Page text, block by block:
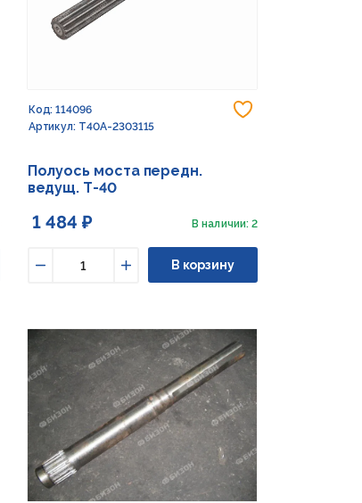
Код: 114096
Артикул: Т40А-2303115
Полуось моста передн.
ведущ. Т-40
1 484 ₽ В наличии: 2
Увеличить
В корзину